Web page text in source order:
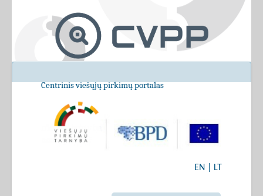
Centrinis viešųjų pirkimų portalas
EN LT